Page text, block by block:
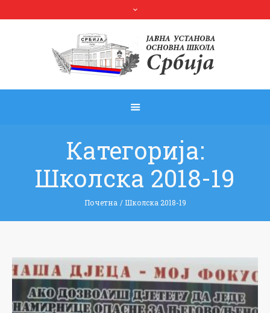
Категорија:
Школска 2018-19
Почетна / Школска 2018-19